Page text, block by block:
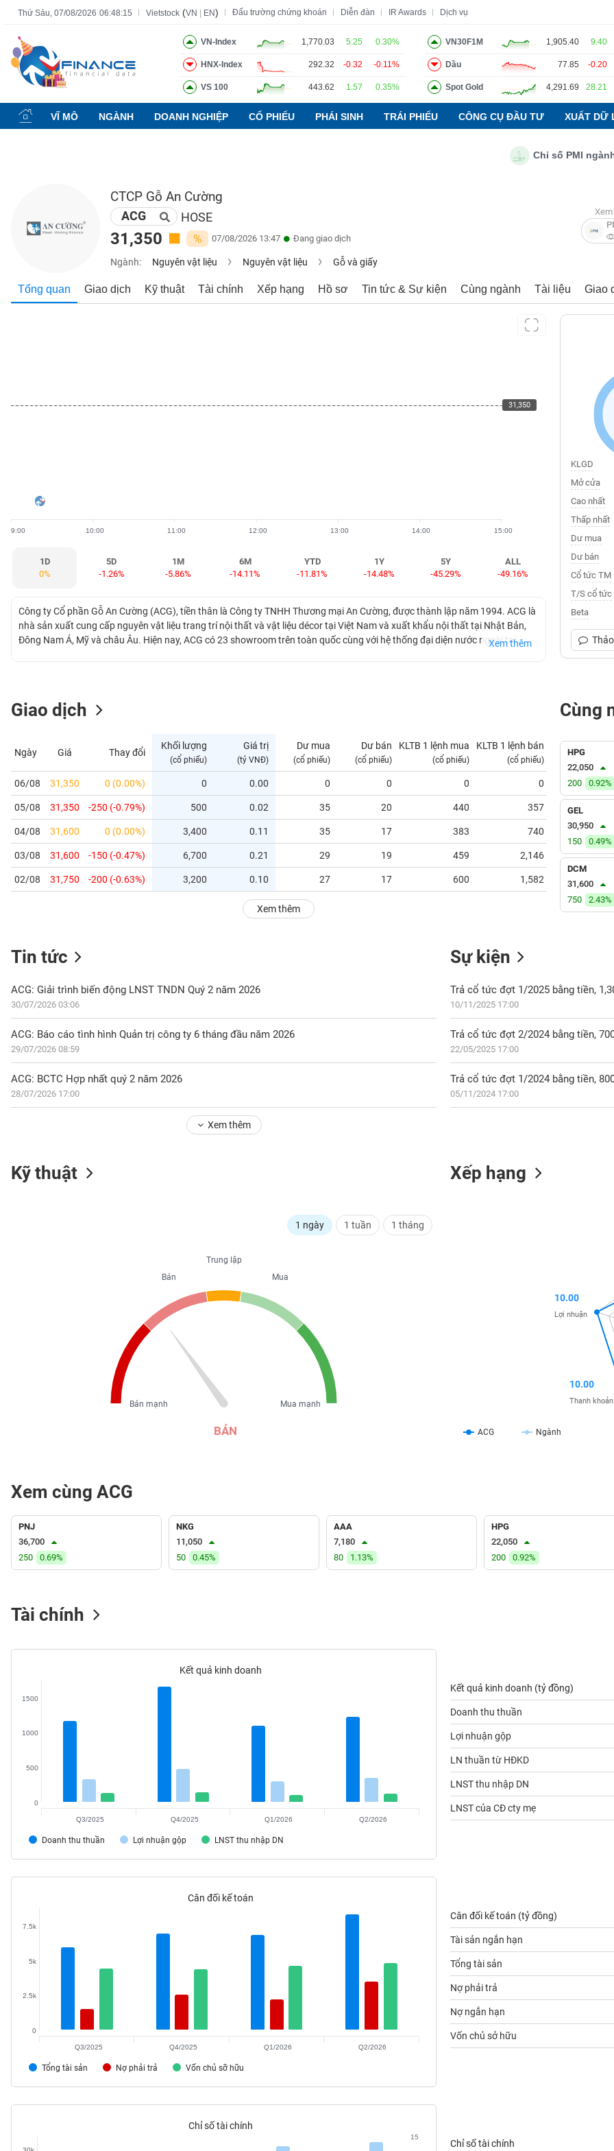
Thứ Sáu, 07/08/2026 06:48:16 Vietstock (VN EN) Đấu trường chứng khoán Diễn đàn IR Awards Dịch vụ
VN-Index 1,770.03 5.25 0.30%
HNX-Index 292.32 -0.32 -0.11%
VS 100 443.62 1.57 0.35%
VN30F1M 1,905.40 9.40
Dầu 77.85 -0.20
Spot Gold 4,291.69 28.21
VĨ MÔ NGÀNH DOANH NGHIỆP CỔ PHIẾU PHÁI SINH TRÁI PHIẾU CÔNG CỤ ĐẦU TƯ XUẤT DỮ
Chỉ số PMI ngành
CTCP Gỗ An Cường
ACG HOSE
31,350 % 07/08/2026 13:47 Đang giao dịch
Ngành: Nguyên vật liệu Nguyên vật liệu Gỗ và giấy
Tổng quan Giao dịch Kỹ thuật Tài chính Xếp hạng Hồ sơ Tin tức & Sự kiện Cùng ngành Tài liệu Giao
31,350
9:00 10:00 11:00 12:00 13:00 14:00 15:00
31,350
1D
0%
5D
-1.26%
1M
-5.86%
6M
-14.11%
YTD
-11.81%
1Y
-14.48%
5Y
-45.29%
ALL
-49.16%
Công ty Cổ phần Gỗ An Cường (ACG), tiền thân là Công ty TNHH Thương mại An Cường, được thành lập năm 1994. ACG là
nhà sản xuất cung cấp nguyên vật liệu trang trí nội thất và vật liệu décor tại Việt Nam và xuất khẩu nội thất tại Nhật Bản,
Đông Nam Á, Mỹ và châu Âu. Hiện nay, ACG có 23 showroom trên toàn quốc cùng với hệ thống đại diện nước ngoài tại
Xem thêm
KLGD
Mở cửa
Cao nhất
Thấp nhất
Dư mua
Dư bán
Cổ tức TM
T/S cổ tức
Beta
Giao dịch
Ngày Giá Thay đổi
Khối lượng
(cổ phiếu)
Giá trị
(tỷ VNĐ)
Dư mua
(cổ phiếu)
Dư bán
(cổ phiếu)
KLTB 1 lệnh mua
(cổ phiếu)
KLTB 1 lệnh bán
(cổ phiếu)
06/08 31,350 0 (0.00%) 0 0.00 0 0 0 0 0.00
05/08 31,350 -250 (-0.79%) 500 0.02 35 20 440 357
04/08 31,600 0 (0.00%) 3,400 0.11 35 17 383 740 0.01
03/08 31,600 -150 (-0.47%) 6,700 0.21 29 19 459 2,146 0.00
02/08 31,750 -200 (-0.63%) 3,200 0.10 27 17 600 1,582 0.00
Xem thêm
Cùng
HPG
22,050
200
0.92%
GEL
30,950
150
0.49%
DCM
31,600
750
2.43%
Tin tức
ACG: Giải trình biến động LNST TNDN Quý 2 năm 2026
30/07/2026 03:06
ACG: Báo cáo tình hình Quản trị công ty 6 tháng đầu năm 2026
29/07/2026 08:59
ACG: BCTC Hợp nhất quý 2 năm 2026
28/07/2026 17:00
Xem thêm
Sự kiện
Trả cổ tức đợt 1/2025 bằng tiền,
10/11/2025 17:00
Trả cổ tức đợt 2/2024 bằng tiền,
22/05/2025 17:00
Trả cổ tức đợt 1/2024 bằng tiền,
05/11/2024 17:00
Kỹ thuật
1 ngày 1 tuần 1 tháng
BÁN
Trung lập
Mua
Mua mạnh
Bán
Bán mạnh
Xếp hạng
ACG Ngành
10.00
Thanh khoản
10.00
Lợi nhuận
Xem cùng ACG
PNJ
36,700
250
0.69%
NKG
11,050
50
0.45%
AAA
7,180
80
1.13%
HPG
22,050
200
0.92%
Tài chính
Kết quả kinh doanh
Doanh thu thuần Lợi nhuận gộp LNST thu nhập DN
0
500
1000
1500
Q3/2025 Q4/2025 Q1/2026 Q2/2026
Kết quả kinh doanh (tỷ đồng)
Doanh thu thuần
Lợi nhuận gộp
LN thuần từ HĐKD
LNST thu nhập DN
LNST của CĐ cty mẹ
Cân đối kế toán
Tổng tài sản Nợ phải trả Vốn chủ sỡ hữu
0
2.5k
5k
7.5k
Q3/2025 Q4/2025 Q1/2026 Q2/2026
Cân đối kế toán (tỷ đồng)
Tài sản ngắn hạn
Tổng tài sản
Nợ phải trả
Nợ ngắn hạn
Vốn chủ sở hữu
Chỉ số tài chính
15
Chỉ số tài chính
Tất cả Tính năng Ngành Mã chứng khoán Lãnh đạo Báo cáo phân tích Thuật ngữ
Tính
năng
(-)
KHOÁN
NGHIỆP
GIỚI
CÁ
NHÂN
PHÂN
TÍCH
VIETSTOCKFINANCE
DOANH
NGHIỆP
CỔ
PHIẾU
SINH
(-)
VS-
SECTOR
NGUYÊN
NGHIỆP
TIÊU
DÙNG
YẾU
TIÊU
THIẾT
CHĂM